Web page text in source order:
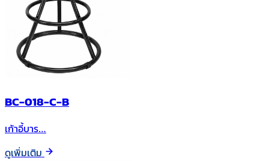
BC-018-C-B
เก้าอี้บาร…
ดูเพิ่มเติม